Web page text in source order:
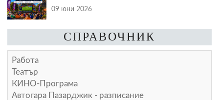
09 юни 2026
СПРАВОЧНИК
Работа
Театър
КИНО-Програма
Автогара Пазарджик - разписание